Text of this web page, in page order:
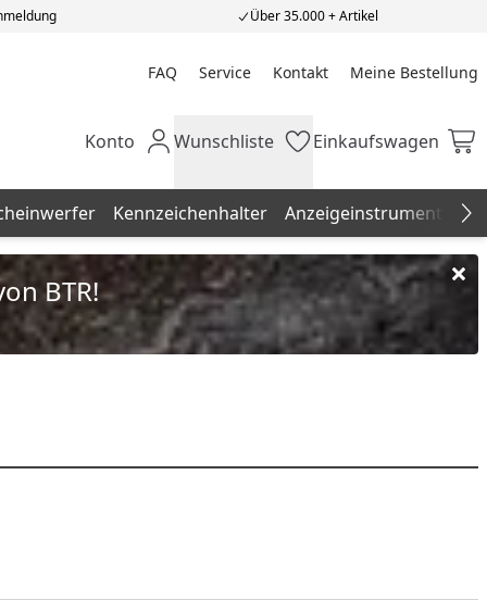
Über 35.000 + Artikel
FAQ Service Kontakt Meine Bestellung
Meine Bestellung
Mein Konto
Konto Wunschliste
Wunschliste Einkaufswagen
Einkaufswagen
Kennzeichenhalter Anzeigeinstrumente
BTR!